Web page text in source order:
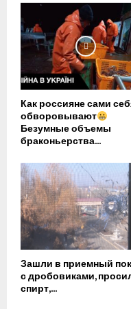
Как россияне сами
обворовывают
Безумные объемы
браконьерства...
Зашли в приемный
с дробовиками,
спирт,...